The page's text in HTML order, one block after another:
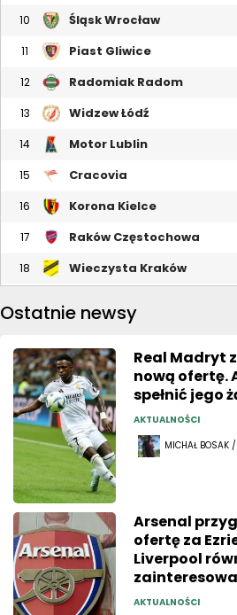
10 Śląsk Wrocław
11 Piast Gliwice
12 Radomiak Radom
13 Widzew Łódź
14 Motor Lublin
15 Cracovia
16 Korona Kielce
17 Raków Częstochowa
18 Wieczysta Kraków
Ostatnie newsy
Real Madryt
nową ofertę.
spełnić jego
AKTUALNOŚCI
MICHAŁ BOSAK
Arsenal
ofertę za
Liverpool
AKTUALNOŚCI